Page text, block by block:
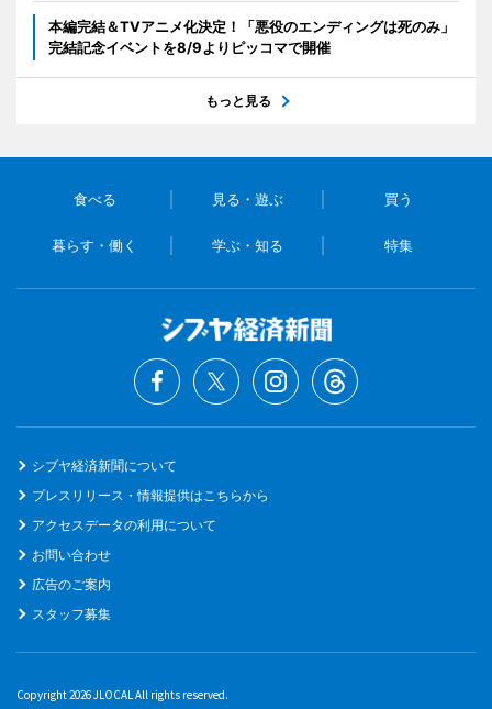
本編完結＆TVアニメ化決定！「悪役のエンディングは死のみ」
完結記念イベントを8/9よりピッコマで開催
もっと見る
食べる 見る・遊ぶ 買う
暮らす・働く 学ぶ・知る 特集
シブヤ経済新聞について
プレスリリース・情報提供はこちらから
アクセスデータの利用について
お問い合わせ
広告のご案内
スタッフ募集
Copyright 2026 JLOCAL All rights reserved.